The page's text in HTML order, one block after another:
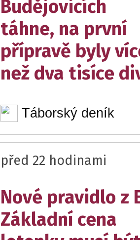
Budějovicích
táhne, na první
přípravě byly
než dva tisíce
Táborský deník
před 22 hodinami
Nové pravidlo z
Základní cena